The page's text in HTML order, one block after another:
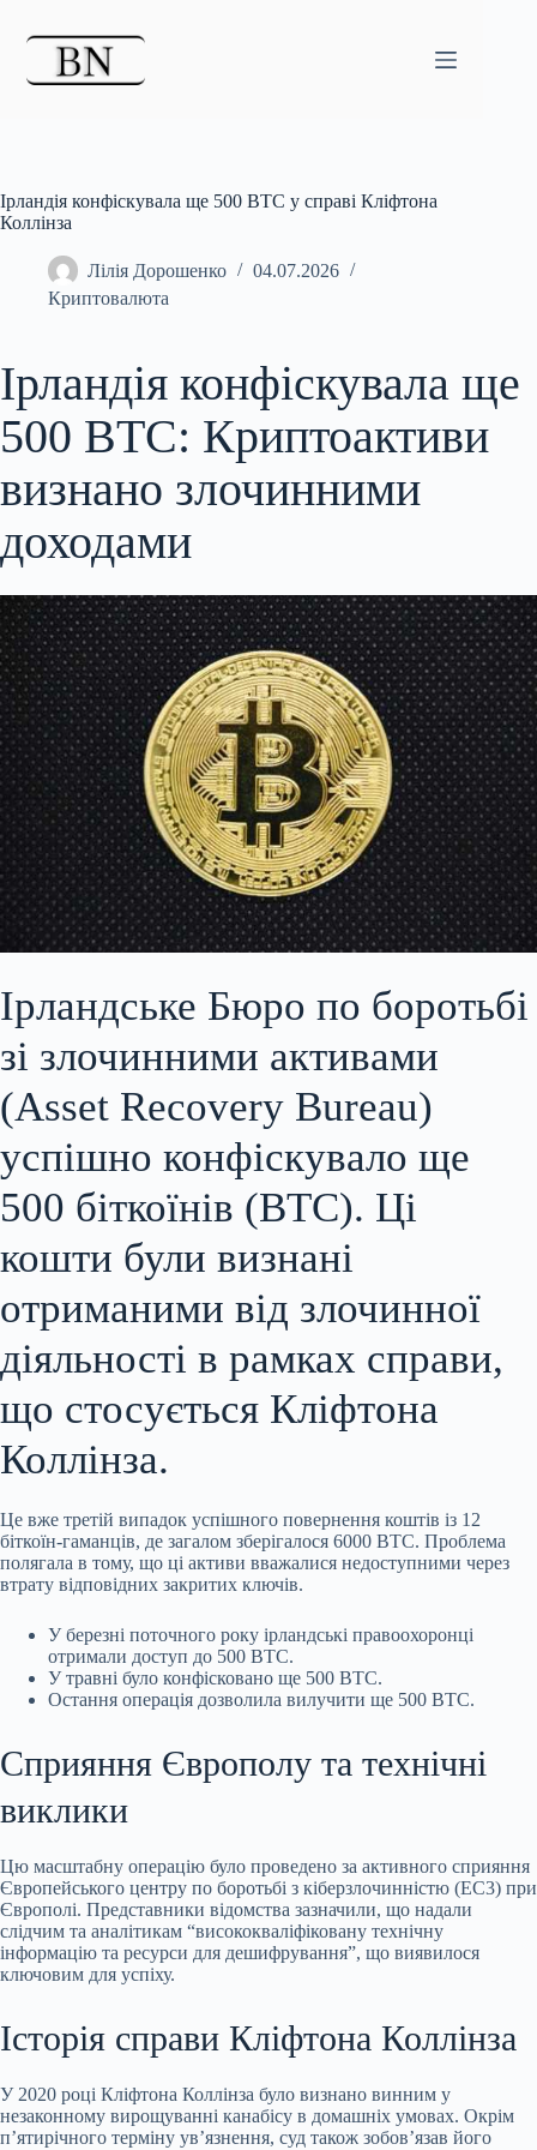
Ірландія конфіскувала ще 500 BTC у справі Кліфтона
Коллінза
Лілія Дорошенко
04.07.2026
Криптовалюта
Ірландія конфіскувала ще
500 BTC: Криптоактиви
визнано злочинними
доходами
Ірландське Бюро по боротьбі
зі злочинними активами
(Asset Recovery Bureau)
успішно конфіскувало ще
500 біткоїнів (BTC). Ці
кошти були визнані
отриманими від злочинної
діяльності в рамках справи,
що стосується Кліфтона
Коллінза.
Це вже третій випадок успішного повернення коштів із 12
біткоїн-гаманців, де загалом зберігалося 6000 BTC. Проблема
полягала в тому, що ці активи вважалися недоступними через
втрату відповідних закритих ключів.
У березні поточного року ірландські правоохоронці
отримали доступ до 500 BTC.
У травні було конфісковано ще 500 BTC.
Остання операція дозволила вилучити ще 500 BTC.
Сприяння Європолу та технічні
виклики
Цю масштабну операцію було проведено за активного сприяння
Європейського центру по боротьбі з кіберзлочинністю (EC3) при
Європолі. Представники відомства зазначили, що надали
слідчим та аналітикам “висококваліфіковану технічну
інформацію та ресурси для дешифрування”, що виявилося
ключовим для успіху.
Історія справи Кліфтона Коллінза
У 2020 році Кліфтона Коллінза було визнано винним у
незаконному вирощуванні канабісу в домашніх умовах. Окрім
п’ятирічного терміну ув’язнення, суд також зобов’язав його